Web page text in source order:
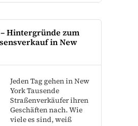
Hintergründe zum
in New
Jeden Tag gehen in New
York Tausende
Straßenverkäufer ihren
Geschäften nach. Wie
viele es sind, weiß